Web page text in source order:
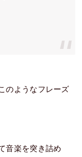
のようなフレーズ
音楽を突き詰め